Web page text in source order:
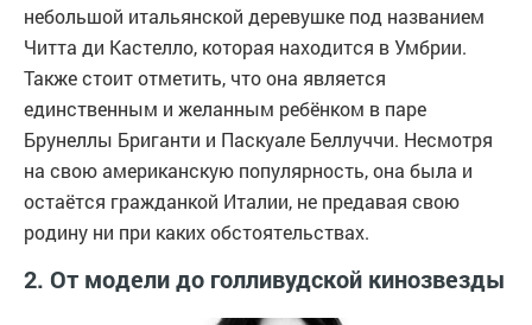
небольшой итальянской деревушке под названием
Читта ди Кастелло, которая находится в Умбрии.
Также стоит отметить, что она является
единственным и желанным ребёнком в паре
Брунеллы Бриганти и Паскуале Беллуччи. Несмотря
на свою американскую популярность, она была и
остаётся гражданкой Италии, не предавая свою
родину ни при каких обстоятельствах.
2. От модели до голливудской кинозвезды